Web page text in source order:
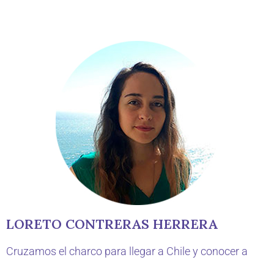
LORETO CONTRERAS HERRERA
Cruzamos el charco para llegar a Chile y conocer a